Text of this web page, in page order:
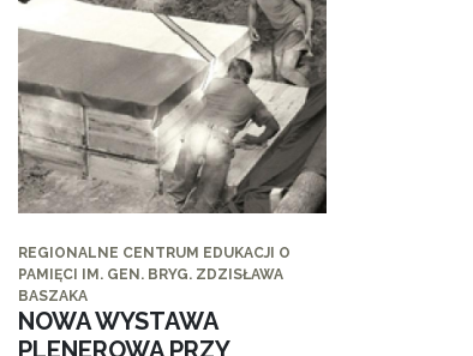
REGIONALNE CENTRUM EDUKACJI O
PAMIĘCI IM. GEN. BRYG. ZDZISŁAWA
BASZAKA
NOWA WYSTAWA